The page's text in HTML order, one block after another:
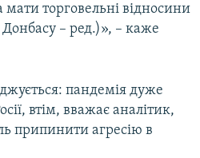
мати торговельні відносини
Донбасу – ред.)», – каже
пандемія дуже
втім, вважає аналітик,
припинити агресію в